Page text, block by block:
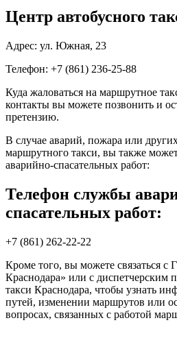
Центр автобусного
Адрес: ул. Южная, 23
Телефон: +7 (861) 236-25-88
Куда жаловаться на маршрутное
контакты вы можете позвонить и
претензию.
В случае аварий, пожара или
маршрутного такси, вы также
аварийно-спасательных работ:
Телефон службы
спасательных работ:
+7 (861) 262-22-22
Кроме того, вы можете связаться
Краснодара» или с диспетчерским
такси Краснодара, чтобы узнать
путей, изменении маршрутов или
вопросах, связанных с работой